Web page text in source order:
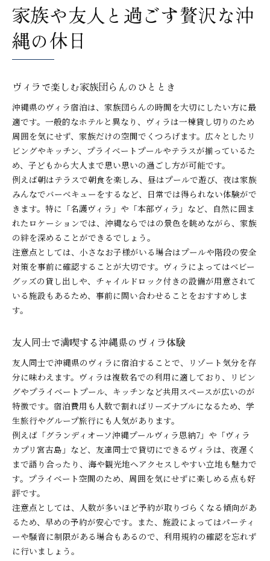
家族や友人と過ごす贅沢な沖
縄の休日
ヴィラで楽しむ家族団らんのひととき
沖縄県のヴィラ宿泊は、家族団らんの時間を大切にしたい方に最
適です。一般的なホテルと異なり、ヴィラは一棟貸し切りのため
周囲を気にせず、家族だけの空間でくつろげます。広々としたリ
ビングやキッチン、プライベートプールやテラスが揃っているた
め、子どもから大人まで思い思いの過ごし方が可能です。
例えば朝はテラスで朝食を楽しみ、昼はプールで遊び、夜は家族
みんなでバーベキューをするなど、日常では得られない体験がで
きます。特に「名護ヴィラ」や「本部ヴィラ」など、自然に囲ま
れたロケーションでは、沖縄ならではの景色を眺めながら、家族
の絆を深めることができるでしょう。
注意点としては、小さなお子様がいる場合はプールや階段の安全
対策を事前に確認することが大切です。ヴィラによってはベビー
グッズの貸し出しや、チャイルドロック付きの設備が用意されて
いる施設もあるため、事前に問い合わせることをおすすめしま
す。
友人同士で満喫する沖縄県のヴィラ体験
友人同士で沖縄県のヴィラに宿泊することで、リゾート気分を存
分に味わえます。ヴィラは複数名での利用に適しており、リビン
グやプライベートプール、キッチンなど共用スペースが広いのが
特徴です。宿泊費用も人数で割ればリーズナブルになるため、学
生旅行やグループ旅行にも人気があります。
例えば「グランディオーソ沖縄プールヴィラ恩納7」や「ヴィラ
カプリ宮古島」など、友達同士で貸切にできるヴィラは、夜遅く
まで語り合ったり、海や観光地へアクセスしやすい立地も魅力で
す。プライベート空間のため、周囲を気にせずに楽しめる点も好
評です。
注意点としては、人数が多いほど予約が取りづらくなる傾向があ
るため、早めの予約が安心です。また、施設によってはパーティ
ーや騒音に制限がある場合もあるので、利用規約の確認を忘れず
に行いましょう。